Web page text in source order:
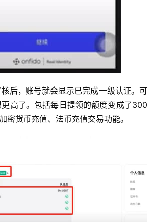
后，账号就会显示已完成一级认证。可
高了。包括每日提领的额度变成了300
密货币充值、法币充值交易功能。